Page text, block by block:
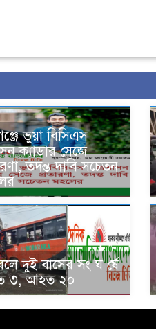
ভুয়া বিসিএস
ক্যাডার সেজে
তদন্ত দাবি সচেতন
দুই বাসের সং ঘ র্ষে
৩, আহত ২০